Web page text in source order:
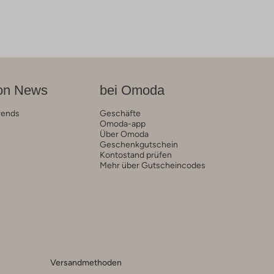
News bei Omoda
Geschäfte
Omoda-app
Über Omoda
Geschenkgutschein
Kontostand prüfen
Mehr über Gutscheincodes
Versandmethoden